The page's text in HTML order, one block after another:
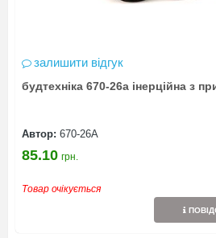
залишити відгук
будтехніка 670-26a інерційна з
Автор: 670-26А
85.10 грн.
Товар очікується